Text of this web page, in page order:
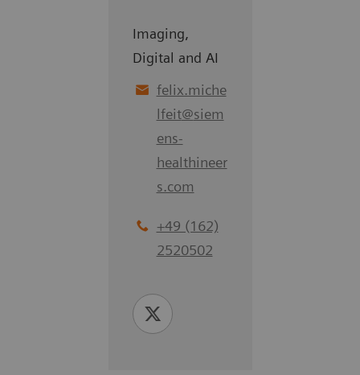
Imaging,
Digital and AI
felix.miche
lfeit@siem
ens-
healthineer
s.com
+49 (162)
2520502